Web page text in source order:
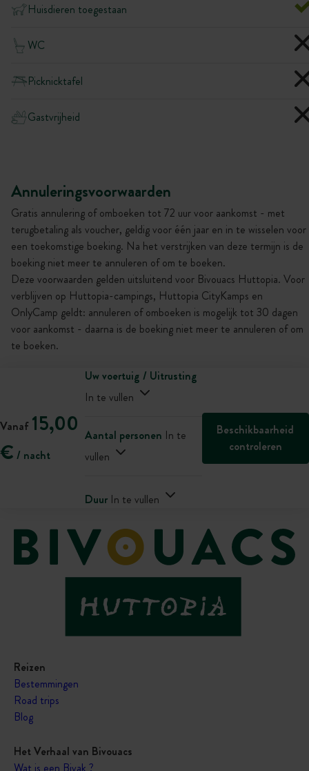
Huisdieren toegestaan
WC
Picknicktafel
Gastvrijheid
Annuleringsvoorwaarden
Gratis annulering of omboeken tot 72 uur voor aankomst - met
terugbetaling als voucher, geldig voor één jaar en in te wisselen voor
een toekomstige boeking. Na het verstrijken van deze termijn is de
boeking niet meer te annuleren of om te boeken.
Deze voorwaarden gelden uitsluitend voor Bivouacs Huttopia. Voor
verblijven op Huttopia-campings, Huttopia CityKamps en
OnlyCamp geldt: annuleren of omboeken is mogelijk tot 30 dagen
voor aankomst - daarna is de boeking niet meer te annuleren of om
te boeken.
Vanaf 15,00
€ / nacht
Uw voertuig / Uitrusting
In te vullen
Aantal personen In te
vullen
Duur In te vullen
Beschikbaarheid
controleren
Reizen
Bestemmingen
Road trips
Blog
Het Verhaal van Bivouacs